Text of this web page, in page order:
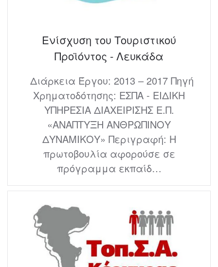
Ενίσχυση του Τουριστικού
Προϊόντος - Λευκάδα
Διάρκεια Έργου: 2013 – 2017 Πηγή
Χρηματοδότησης: ΕΣΠΑ - ΕΙΔΙΚΗ
ΥΠΗΡΕΣΙΑ ΔΙΑΧΕΙΡΙΣΗΣ Ε.Π.
«ΑΝΑΠΤΥΞΗ ΑΝΘΡΩΠΙΝΟΥ
ΔΥΝΑΜΙΚΟΥ» Περιγραφή: Η
πρωτοβουλία αφορούσε σε
πρόγραμμα εκπαίδ…